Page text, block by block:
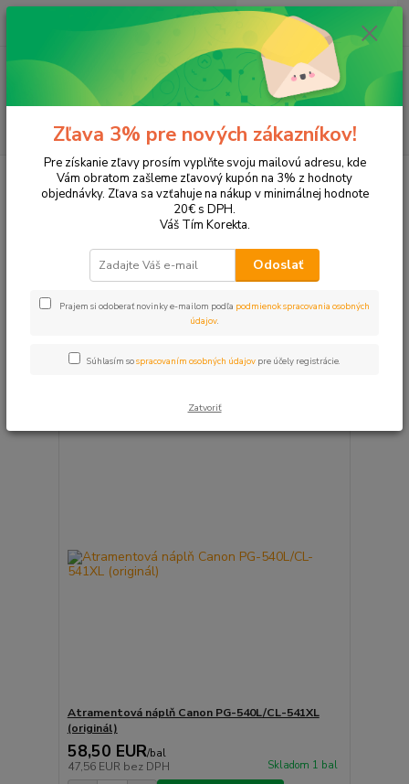
Hľadať
ks
za 0,00 EUR
Tonery a náplne do tlačiarní Canon MG 3150
Upresniť parametre
Najdrahšie
Zobrazujem 1-6 z 6
Atramentová náplň Canon PG-540L/CL-541XL
(originál)
58,50 EUR/bal
47,56 EUR bez DPH Skladom 1 bal
Zľava 3% pre nových zákazníkov!
Pre získanie zľavy prosím vyplňte svoju mailovú adresu, kde
Vám obratom zašleme zľavový kupón na 3% z hodnoty
objednávky. Zľava sa vzťahuje na nákup v minimálnej hodnote
20€ s DPH.
Váš Tím Korekta.
Odoslať
Prajem si odoberať novinky e-mailom podľa podmienok spracovania osobných
údajov.
Súhlasím sospracovaním osobných údajov pre účely registrácie.
Zatvoriť